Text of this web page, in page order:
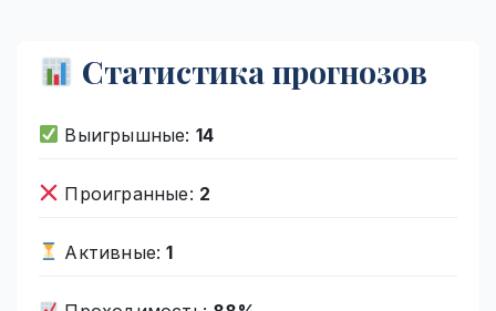
Статистика прогнозов
Выигрышные: 14
Проигранные: 2
Активные:1